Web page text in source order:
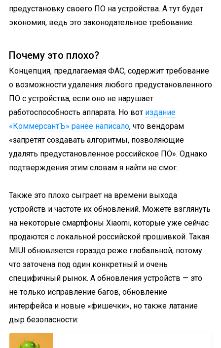
предустановку своего ПО на устройства. А тут будет
экономия, ведь это законодательное требование.
Почему это плохо?
Концепция, предлагаемая ФАС, содержит требование
о возможности удаления любого предустановленного
ПО с устройства, если оно не нарушает
работоспособность аппарата. Но вот издание
«КоммерсантЪ» ранее написало, что вендорам
«запретят создавать алгоритмы, позволяющие
удалять предустановленное российское ПО». Однако
подтверждения этим словам я найти не смог.
Также это плохо сыграет на времени выхода
устройств и частоте их обновлений. Можете взглянуть
на некоторые смартфоны Xiaomi, которые уже сейчас
продаются с локальной российской прошивкой. Такая
MIUI обновляется гораздо реже глобальной, потому
что заточена под один конкретный и очень
специфичный рынок. А обновления устройств — это
не только исправление багов, обновление
интерфейса и новые «фишечки», но также латание
дыр безопасности: